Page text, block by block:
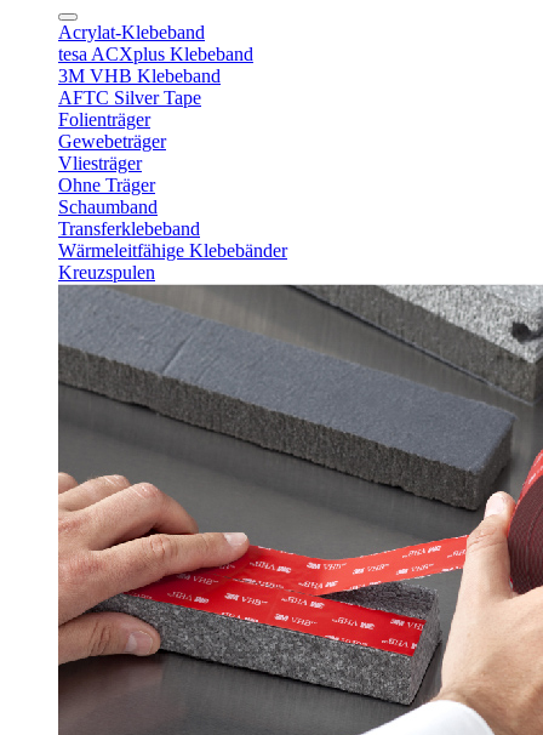
Acrylat-Klebeband
tesa ACXplus Klebeband
3M VHB Klebeband
AFTC Silver Tape
Folienträger
Gewebeträger
Vliesträger
Ohne Träger
Schaumband
Transferklebeband
Wärmeleitfähige Klebebänder
Kreuzspulen